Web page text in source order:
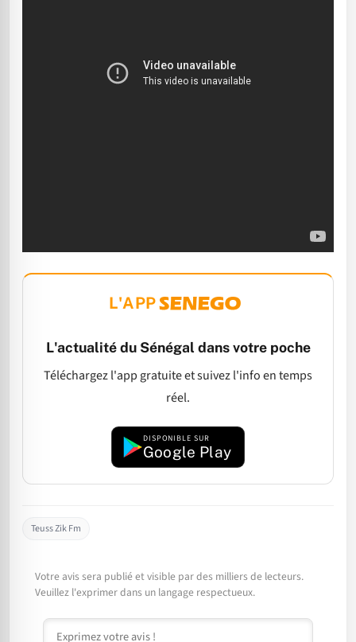
L'APP
L'actualité du Sénégal dans votre poche
Téléchargez l'app gratuite et suivez l'info en temps
réel.
DISPONIBLE SUR
Google Play
Teuss Zik Fm
Votre avis sera publié et visible par des milliers de lecteurs.
Veuillez l'exprimer dans un langage respectueux.
Commentaire